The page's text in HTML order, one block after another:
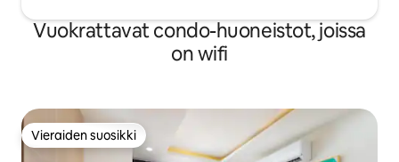
Vuokrattavat condo-huoneistot, joissa
on wifi
Vieraiden suosikki
Vieraiden suosikki